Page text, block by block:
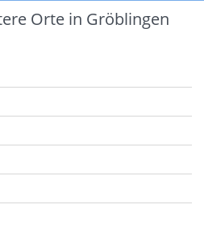
Orte in Gröblingen